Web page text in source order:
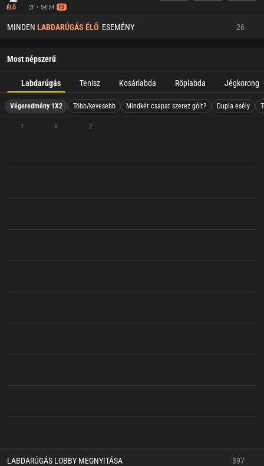
ÉLŐ 2F • 54:54 FS
MINDEN LABDARÚGÁS ÉLŐ ESEMÉNY 26
Most népszerű
Labdarúgás Tenisz Kosárlabda Röplabda Jégkorong
Végeredmény 1X2 Több/kevesebb Mindkét csapat szerez gólt? Dupla esély
1 X 2
LABDARÚGÁS LOBBY MEGNYITÁSA 397